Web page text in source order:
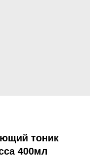
тоник
400мл